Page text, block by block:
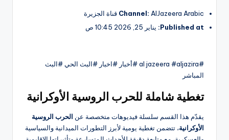
Channel: AlJazeera Arabic قناة الجزيرة
Published at: يناير 25, 2026 10:45 ص
#al jazeera #aljazira #أخبار #اخبار #البث الحي #البث
المباشر
تغطية شاملة للحرب الروسية الأوكرانية
يقدّم هذا القسم سلسلة فيديوهات متخصصة عن الحرب الروسية
الأوكرانية، تتضمن تغطية يومية لأبرز التطورات الميدانية والسياسية